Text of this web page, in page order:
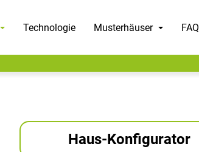
Technologie Musterhäuser FAQ
Haus-Konfigurator